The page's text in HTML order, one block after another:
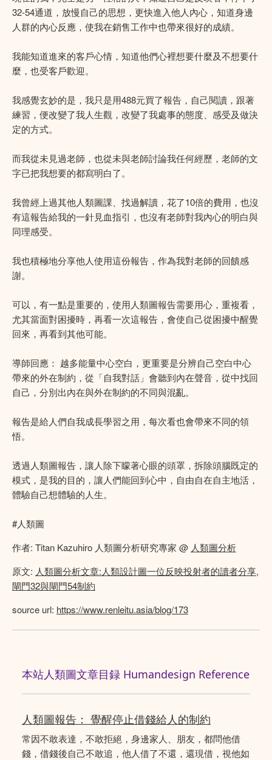
32-54通道，放慢自己的思想，更快進入他人內心，知道身邊
人群的內心反應，使我在銷售工作中也帶來很好的成績。
我能知道進來的客戶心情，知道他們心裡想要什麼及不想要什
麼，也受客戶歡迎。
我感覺玄妙的是，我只是用488元買了報告，自己閱讀，跟著
練習，便改變了我人生觀，改變了我處事的態度、感受及做決
定的方式。
而我從未見過老師，也從未與老師討論我任何經歷，老師的文
字已把我想要的都寫明白了。
我曾經上過其他人類圖課、找過解讀，花了10倍的費用，也沒
有這報告給我的一針見血指引，也沒有老師對我內心的明白與
同理感受。
我也積極地分享他人使用這份報告，作為我對老師的回饋感
謝。
可以，有一點是重要的，使用人類圖報告需要用心，重複看，
尤其當面對困擾時，再看一次這報告，會使自己從困擾中醒覺
回來，再看到其他可能。
導師回應： 越多能量中心空白，更重要是分辨自己空白中心
帶來的外在制約，從「自我對話」會聽到內在聲音，從中找回
自己，分別出內在與外在制約的不同與混亂。
報告是給人們自我成長學習之用，每次看也會帶來不同的領
悟。
透過人類圖報告，讓人除下矇著心眼的頭罩，拆除頭腦既定的
模式，是我的目的，讓人們能回到心中，自由自在自主地活，
體驗自己想體驗的人生。
#人類圖
作者: Titan Kazuhiro 人類圖分析研究專家 @ 人類圖分析
原文: 人類圖分析文章:人類設計圖一位反映投射者的讀者分享,
閘門32與閘門54制約
source url: https://www.renleitu.asia/blog/173
本站人類圖文章目録 Humandesign Reference
人類圖報告： 覺醒停止借錢給人的制約
常因不敢表達，不敢拒絕，身邊家人、朋友，都問他借
錢，借錢後自己不敢追，他人借了不還，還現借，視他如